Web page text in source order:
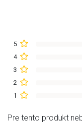
5
4
3
2
1
Pre tento produkt